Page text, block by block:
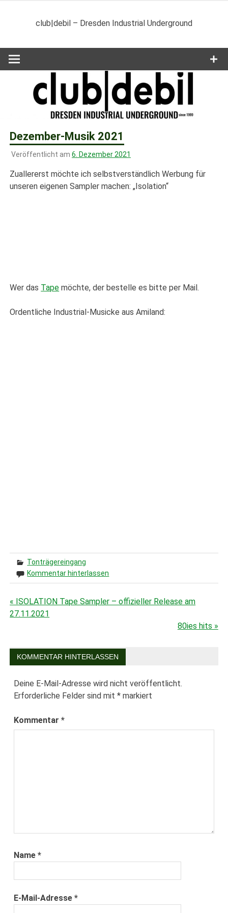
club|debil – Dresden Industrial Underground
Dezember-Musik 2021
Veröffentlicht am 6. Dezember 2021
Zuallererst möchte ich selbstverständlich Werbung für
unseren eigenen Sampler machen: „Isolation“
Wer das Tape möchte, der bestelle es bitte per Mail.
Ordentliche Industrial-Musicke aus Amiland:
Tonträgereingang
Kommentar hinterlassen
Beitragsnavigation
« ISOLATION Tape Sampler – offizieller Release am
27.11.2021
80ies hits »
KOMMENTAR HINTERLASSEN
Deine E-Mail-Adresse wird nicht veröffentlicht.
Erforderliche Felder sind mit* markiert
Kommentar*
Name*
E-Mail-Adresse*